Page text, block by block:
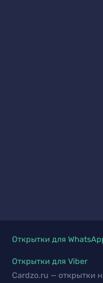
Открытки для
Открытки для Viber
Cardzo.ru — открытки